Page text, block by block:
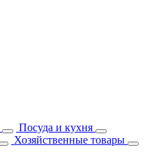
Посуда и кухня
Хозяйственные товары